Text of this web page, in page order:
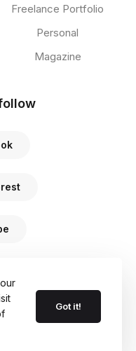
Got it!
Freelance Portfolio
Personal
Magazine
Reserved.